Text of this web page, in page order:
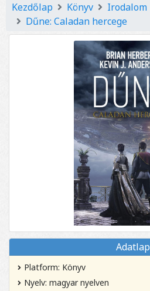
Kezdőlap Könyv
Irodalom
Dűne: Caladan hercege
Adatlap
Platform: Könyv
Nyelv: magyar nyelven